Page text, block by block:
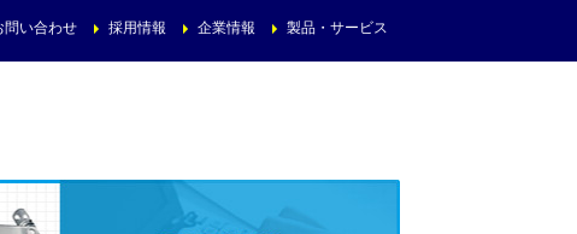
製品・サービス
企業情報
採用情報
問い合わせ